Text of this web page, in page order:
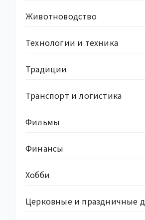
Животноводство
Технологии и техника
Традиции
Транспорт и логистика
Фильмы
Финансы
Хобби
Церковные и праздничные